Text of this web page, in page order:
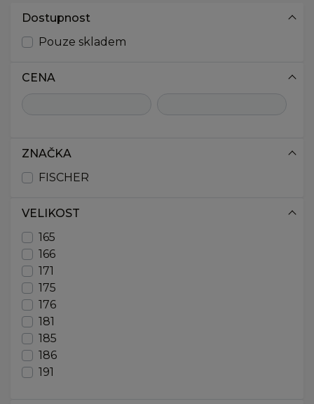
Dostupnost
Pouze skladem
CENA
ZNAČKA
FISCHER
VELIKOST
165
166
171
175
176
181
185
186
191